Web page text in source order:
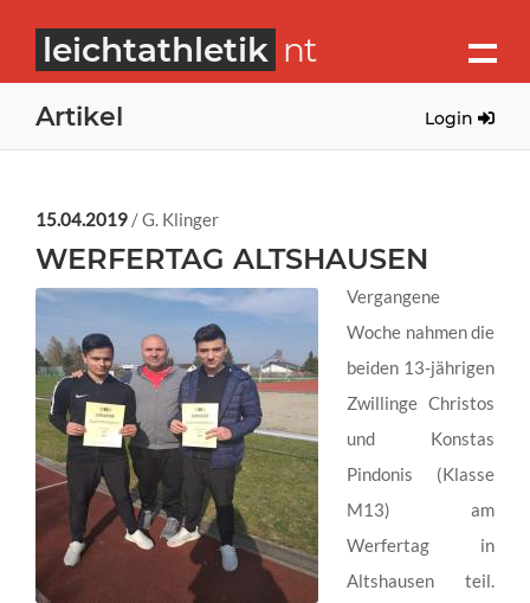
leichtathletik nt
Artikel Login
15.04.2019 / G. Klinger
WERFERTAG ALTSHAUSEN
Vergangene
Woche nahmen die
beiden 13-jährigen
Zwillinge Christos
und Konstas
Pindonis (Klasse
M13) am
Werfertag in
Altshausen teil.